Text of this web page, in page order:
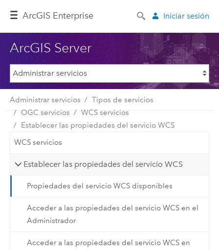
ArcGIS Enterprise Iniciar sesión
ArcGIS Server
Administrar servicios
Tipos de servicios
OGC servicios
WCS servicios
Establecer las propiedades del servicio WCS
WCS servicios
Establecer las propiedades del servicio WCS
Propiedades del servicio WCS disponibles
Acceder a las propiedades del servicio WCS en el
Administrador
Acceder a las propiedades del servicio WCS en